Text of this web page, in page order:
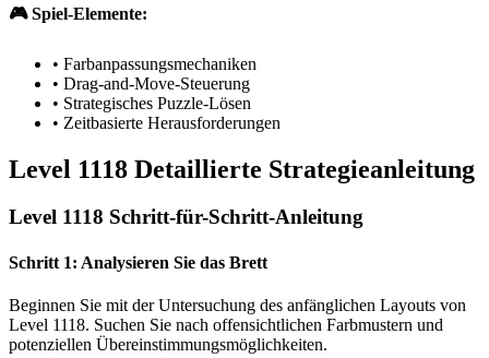
🎮 Spiel-Elemente:
• Farbanpassungsmechaniken
• Drag-and-Move-Steuerung
• Strategisches Puzzle-Lösen
• Zeitbasierte Herausforderungen
Level 1118 Detaillierte Strategieanleitung
Level 1118 Schritt-für-Schritt-Anleitung
Schritt 1: Analysieren Sie das Brett
Beginnen Sie mit der Untersuchung des anfänglichen Layouts von
Level 1118. Suchen Sie nach offensichtlichen Farbmustern und
potenziellen Übereinstimmungsmöglichkeiten.